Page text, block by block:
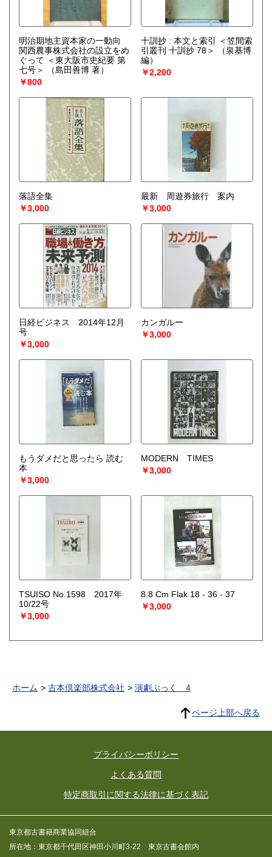
○梱包用ダンボールの無料送付可能
○買取金額の概算が知りたい方は、事前査定のサービスもぜひ
ご活用下さい。
宅配買取送付先
----------------------------------------
501-0224
岐阜県瑞穂市稲里197-1
058-322-2366
----------------------------------------
取り扱い分野
オールジャンル、戦前紙モノ、古典籍
明治期地主資本家の一動向
関西農事株式会社の設立をめ
ぐって ＜東大阪市史紀要 第
七号＞
（島田善博 著）
￥800
十訓抄 : 本文と索引 ＜笠間索
引叢刊 十訓抄 78＞
（泉基博
編）
￥2,200
落語全集
￥3,000
最新 周遊券旅行 案内
￥3,000
日経ビジネス 2014年12月
号
￥3,000
カンガルー
￥3,000
もうダメだと思ったら 読む
本
￥3,000
MODERN TIMES
￥3,000
TSUISO No.1598 2017年
10/22号
￥3,000
8.8 Cm Flak 18 - 36 - 37
￥3,000
ホーム 古本倶楽部株式会社 演劇ぶっく 4
ページ上部へ戻る
プライバシーポリシー
よくある質問
特定商取引に関する法律に基づく表記
東京都古書籍商業協同組合
所在地：東京都千代田区神田小川町3-22 東京古書会館内